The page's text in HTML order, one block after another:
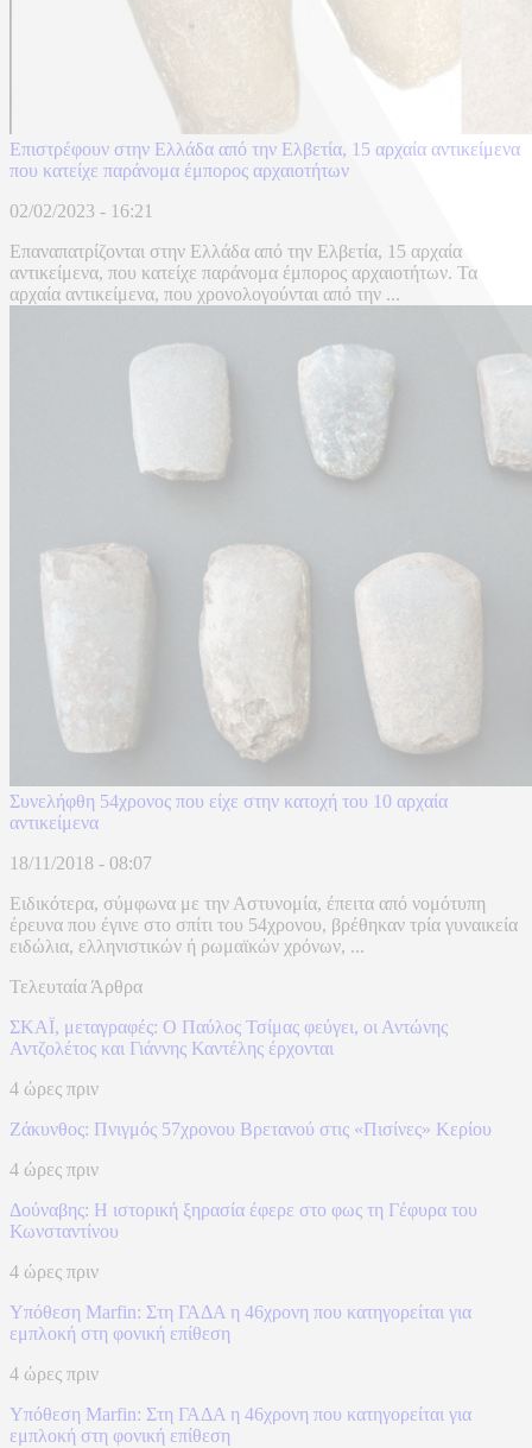
Επιστρέφουν στην Ελλάδα από την Ελβετία, 15 αρχαία αντικείμενα
που κατείχε παράνομα έμπορος αρχαιοτήτων
02/02/2023 - 16:21
Επαναπατρίζονται στην Ελλάδα από την Ελβετία, 15 αρχαία
αντικείμενα, που κατείχε παράνομα έμπορος αρχαιοτήτων. Τα
αρχαία αντικείμενα, που χρονολογούνται από την ...
Συνελήφθη 54χρονος που είχε στην κατοχή του 10 αρχαία
αντικείμενα
18/11/2018 - 08:07
Ειδικότερα, σύμφωνα με την Αστυνομία, έπειτα από νομότυπη
έρευνα που έγινε στο σπίτι του 54χρονου, βρέθηκαν τρία γυναικεία
ειδώλια, ελληνιστικών ή ρωμαϊκών χρόνων, ...
Τελευταία Άρθρα
ΣΚΑΪ, μεταγραφές: Ο Παύλος Τσίμας φεύγει, οι Αντώνης
Αντζολέτος και Γιάννης Καντέλης έρχονται
4 ώρες πριν
Ζάκυνθος: Πνιγμός 57χρονου Βρετανού στις «Πισίνες» Κερίου
4 ώρες πριν
Δούναβης: Η ιστορική ξηρασία έφερε στο φως τη Γέφυρα του
Κωνσταντίνου
4 ώρες πριν
Υπόθεση Marfin: Στη ΓΑΔΑ η 46χρονη που κατηγορείται για
εμπλοκή στη φονική επίθεση
4 ώρες πριν
Υπόθεση Marfin: Στη ΓΑΔΑ η 46χρονη που κατηγορείται για
εμπλοκή στη φονική επίθεση